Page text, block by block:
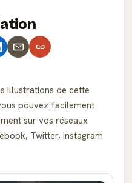
illustrations de cette
pouvez facilement
sur vos réseaux
Twitter, Instagram